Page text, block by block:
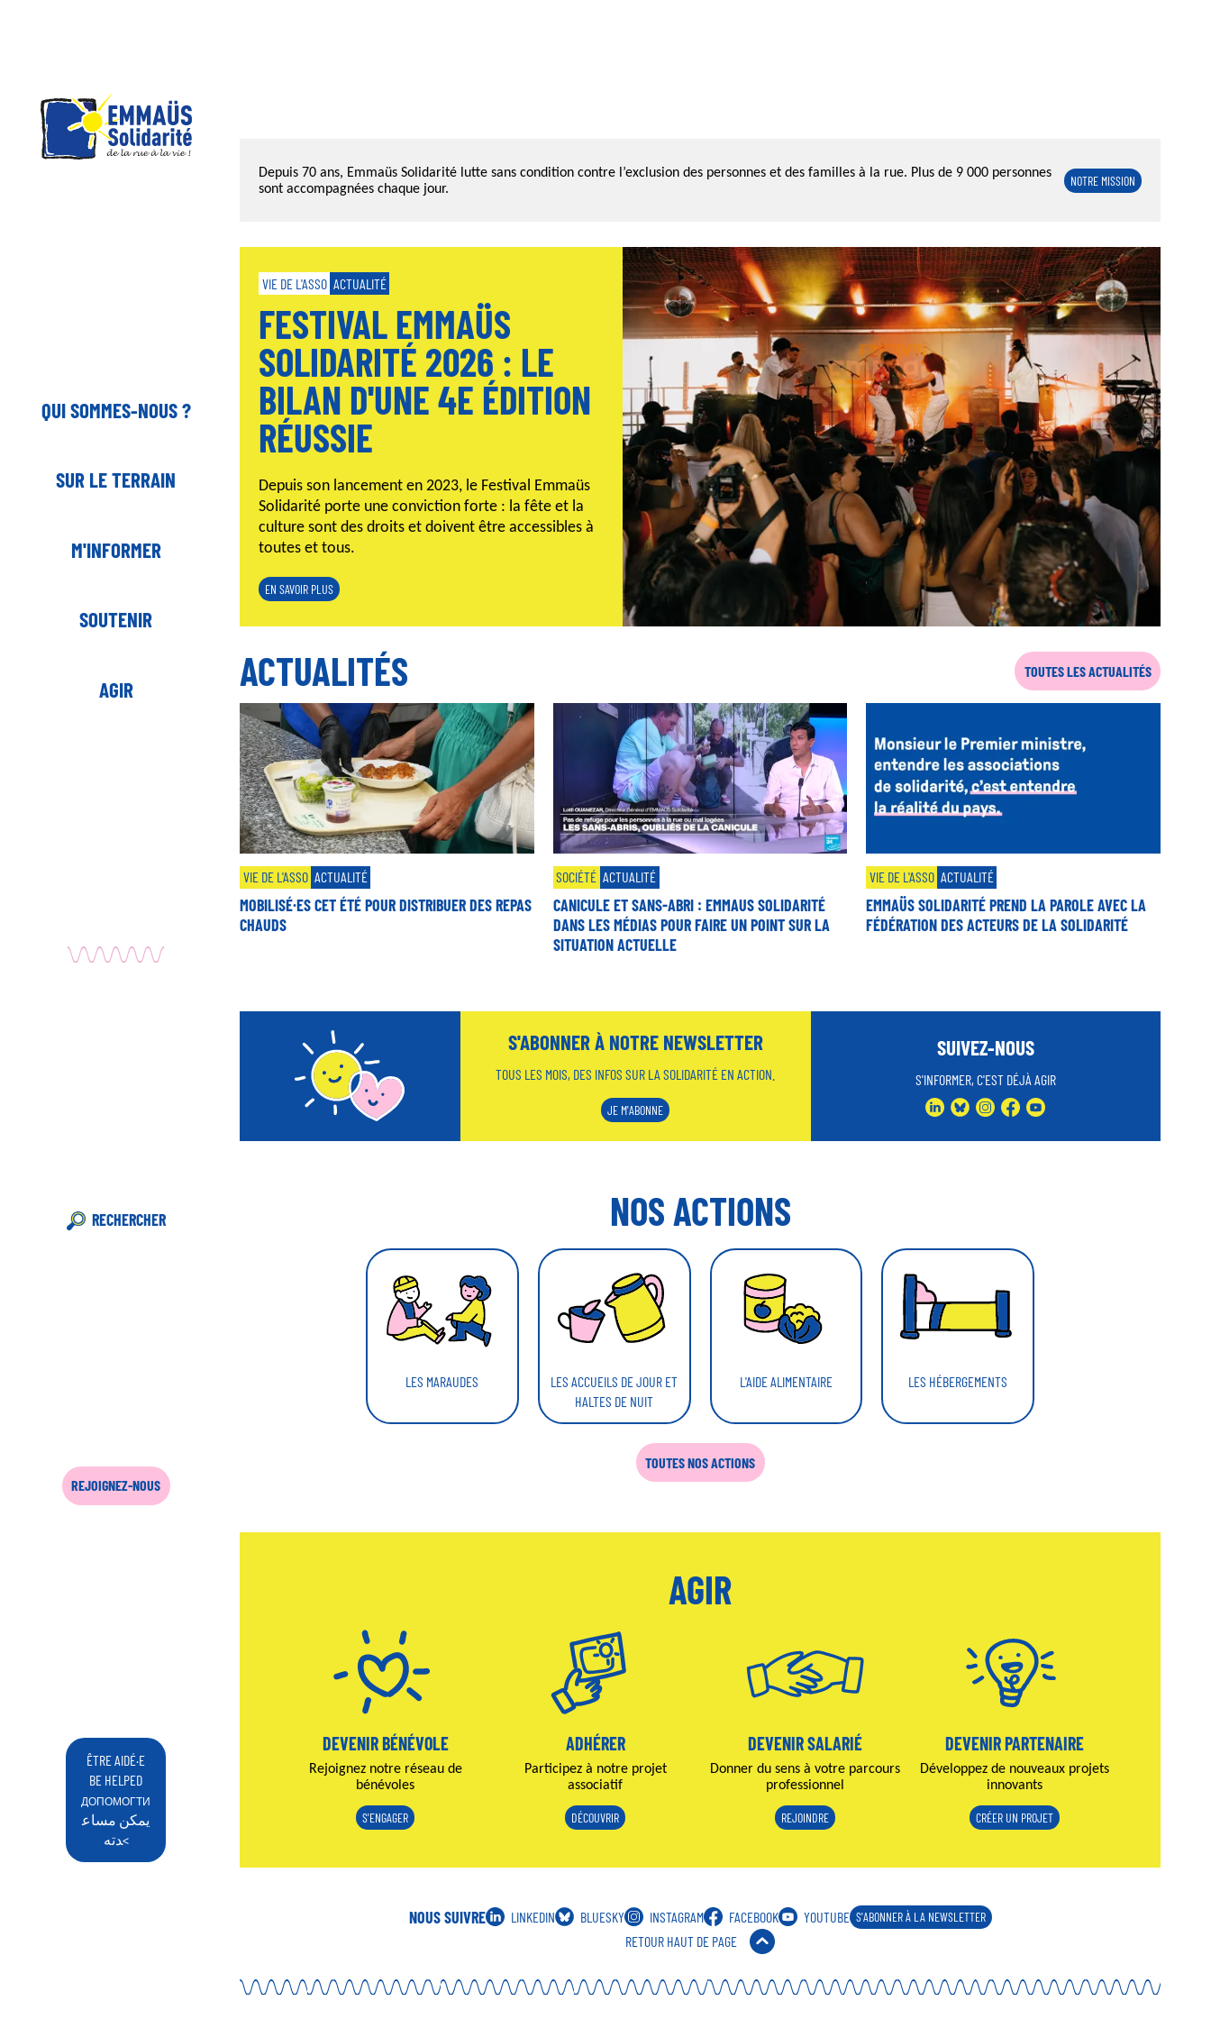
Aller
QUI SOMMES-NOUS ?
SUR LE TERRAIN
M'INFORMER
SOUTENIR
AGIR
RECHERCHER
REJOIGNEZ-NOUS
ÊTRE AIDÉ·E
BE HELPED
ДОПОМОГТИ
يمكن مساع
دته<
Depuis 70 ans, Emmaüs Solidarité lutte sans condition contre l’exclusion des personnes et des familles à la rue. Plus de 9 000 personnes
sont accompagnées chaque jour.
NOTRE MISSION
VIE DE L'ASSO ACTUALITÉ
FESTIVAL EMMAÜS
SOLIDARITÉ 2026 : LE
BILAN D'UNE 4E ÉDITION
RÉUSSIE
Depuis son lancement en 2023, le Festival Emmaüs
Solidarité porte une conviction forte : la fête et la
culture sont des droits et doivent être accessibles à
toutes et tous.
EN SAVOIR PLUS
ACTUALITÉS TOUTES LES ACTUALITÉS
VIE DE L'ASSO ACTUALITÉ
MOBILISÉ·ES CET ÉTÉ POUR DISTRIBUER DES REPAS
CHAUDS
SOCIÉTÉ ACTUALITÉ
CANICULE ET SANS-ABRI : EMMAUS SOLIDARITÉ
DANS LES MÉDIAS POUR FAIRE UN POINT SUR LA
SITUATION ACTUELLE
VIE DE L'ASSO ACTUALITÉ
EMMAÜS SOLIDARITÉ PREND LA PAROLE AVEC LA
FÉDÉRATION DES ACTEURS DE LA SOLIDARITÉ
S'ABONNER À NOTRE NEWSLETTER
TOUS LES MOIS, DES INFOS SUR LA SOLIDARITÉ EN ACTION.
JE M'ABONNE
SUIVEZ-NOUS
S'INFORMER, C'EST DÉJÀ AGIR
LINKEDINBLUESKYINSTAGRAMFACEBOOK
NOS ACTIONS
LES MARAUDES
LES ACCUEILS DE JOUR ET
HALTES DE NUIT
L'AIDE ALIMENTAIRE LES HÉBERGEMENTS
TOUTES NOS ACTIONS
AGIR
DEVENIR BÉNÉVOLE
Rejoignez notre réseau de
bénévoles
S'ENGAGER
ADHÉRER
Participez à notre projet
associatif
DÉCOUVRIR
DEVENIR SALARIÉ
Donner du sens à votre parcours
professionnel
REJOINDRE
DEVENIR PARTENAIRE
Développez de nouveaux projets
innovants
CRÉER UN PROJET
NOUS SUIVRE LINKEDIN BLUESKY INSTAGRAM FACEBOOK YOUTUBE S'ABONNER À LA NEWSLETTER
RETOUR HAUT DE PAGE